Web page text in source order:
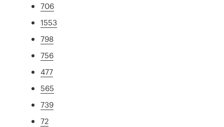
706
1553
798
756
477
565
739
72